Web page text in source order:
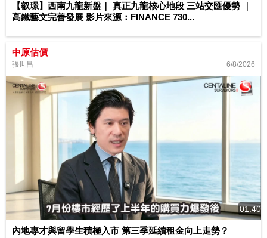
【叡璟】西南九龍新盤｜ 真正九龍核心地段 三站交匯優勢 ｜
高鐵藝文完善發展 影片來源：FINANCE 730...
中原估價
張世昌 6/8/2026
01:40
內地專才與留學生積極入市 第三季延續租金向上走勢？